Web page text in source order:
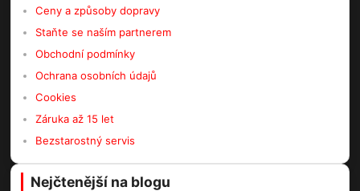
Ceny a způsoby dopravy
Staňte se naším partnerem
Obchodní podmínky
Ochrana osobních údajů
Cookies
Záruka až 15 let
Bezstarostný servis
Nejčtenější na blogu